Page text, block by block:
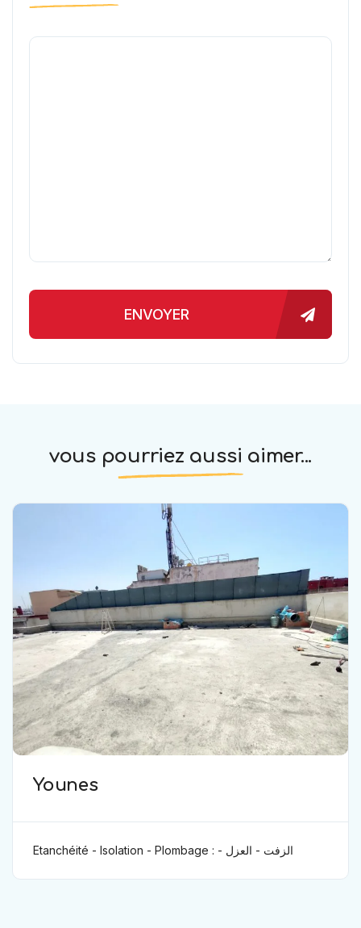
ENVOYER
vous pourriez aussi aimer...
Younes
Etanchéité - Isolation - Plombage : الزفت - العزل -